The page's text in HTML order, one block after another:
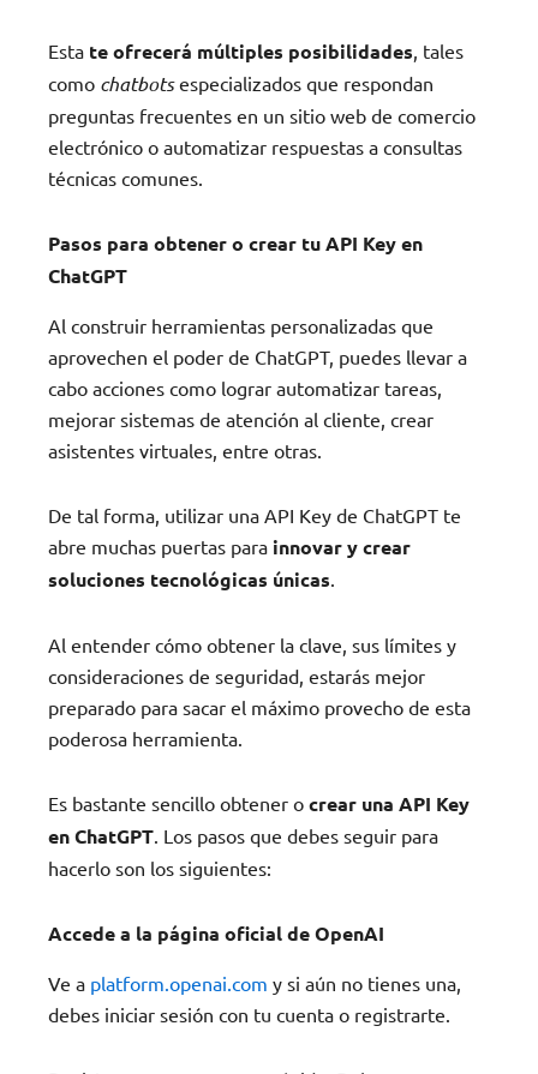
Esta te ofrecerá múltiples posibilidades, tales
como chatbotsespecializados que respondan
preguntas frecuentes en un sitio web de comercio
electrónico o automatizar respuestas a consultas
técnicas comunes.
Pasos para obtener o crear tu API Key en
ChatGPT
Al construir herramientas personalizadas que
aprovechen el poder de ChatGPT, puedes llevar a
cabo acciones como lograr automatizar tareas,
mejorar sistemas de atención al cliente, crear
asistentes virtuales, entre otras.
De tal forma, utilizar una API Key de ChatGPT te
abre muchas puertas para innovar y crear
soluciones tecnológicas únicas
Al entender cómo obtener la clave, sus límites y
consideraciones de seguridad, estarás mejor
preparado para sacar el máximo provecho de esta
poderosa herramienta.
Es bastante sencillo obtener o crear una API Key
en ChatGPT . Los pasos que debes seguir para
hacerlo son los siguientes:
Accede a la página oficial de OpenAI
Ve a platform.openai.com y si aún no tienes una,
debes iniciar sesión con tu cuenta o registrarte.